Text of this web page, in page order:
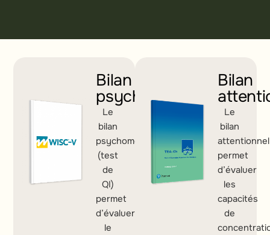
Bilan
psychométrique
Le
bilan
psychométrique
(test
de
QI)
permet
d’évaluer
le
Bilan
Le
bilan
attentionnel
permet
d’évaluer
les
capacités
de